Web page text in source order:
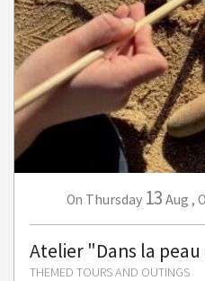
On Thursday 13 Aug ,
Atelier "Dans la
THEMED TOURS AND OUTINGS